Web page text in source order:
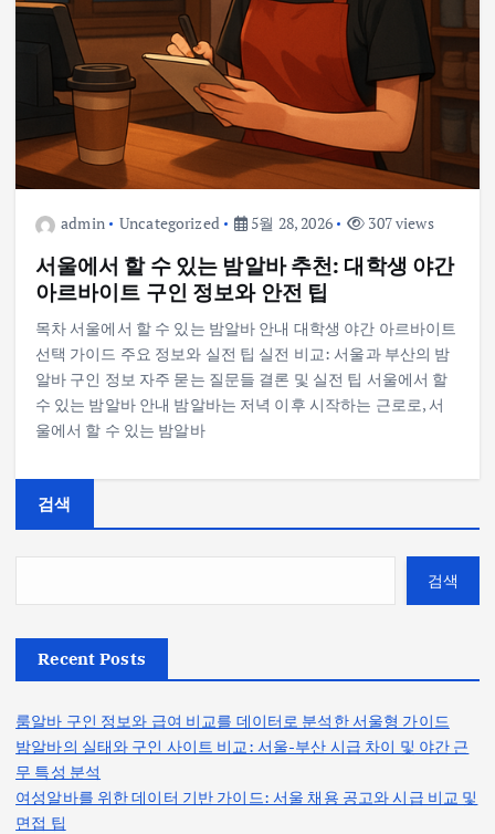
admin Uncategorized 5월 28, 2026 307 views
서울에서 할 수 있는 밤알바 추천: 대학생 야간
아르바이트 구인 정보와 안전 팁
목차 서울에서 할 수 있는 밤알바 안내 대학생 야간 아르바이트
선택 가이드 주요 정보와 실전 팁 실전 비교: 서울과 부산의 밤
알바 구인 정보 자주 묻는 질문들 결론 및 실전 팁 서울에서 할
수 있는 밤알바 안내 밤알바는 저녁 이후 시작하는 근로로, 서
울에서 할 수 있는 밤알바
검색
검색
Recent Posts
룸알바 구인 정보와 급여 비교를 데이터로 분석한 서울형 가이드
밤알바의 실태와 구인 사이트 비교: 서울-부산 시급 차이 및 야간 근
무 특성 분석
여성알바를 위한 데이터 기반 가이드: 서울 채용 공고와 시급 비교 및
면접 팁